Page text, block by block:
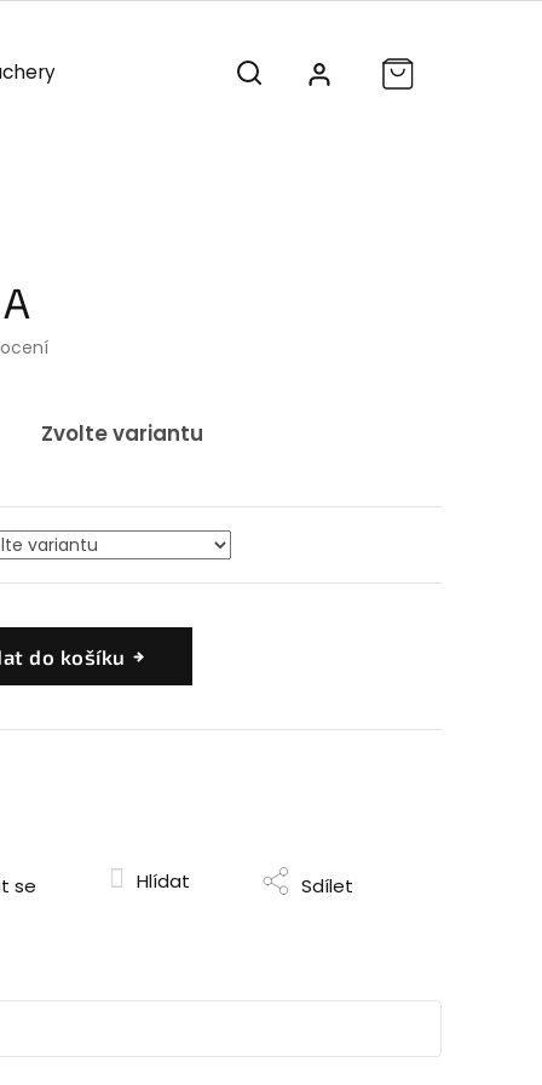
Výprodej
Zvolte variantu
do košíku
se Hlídat Sdílet